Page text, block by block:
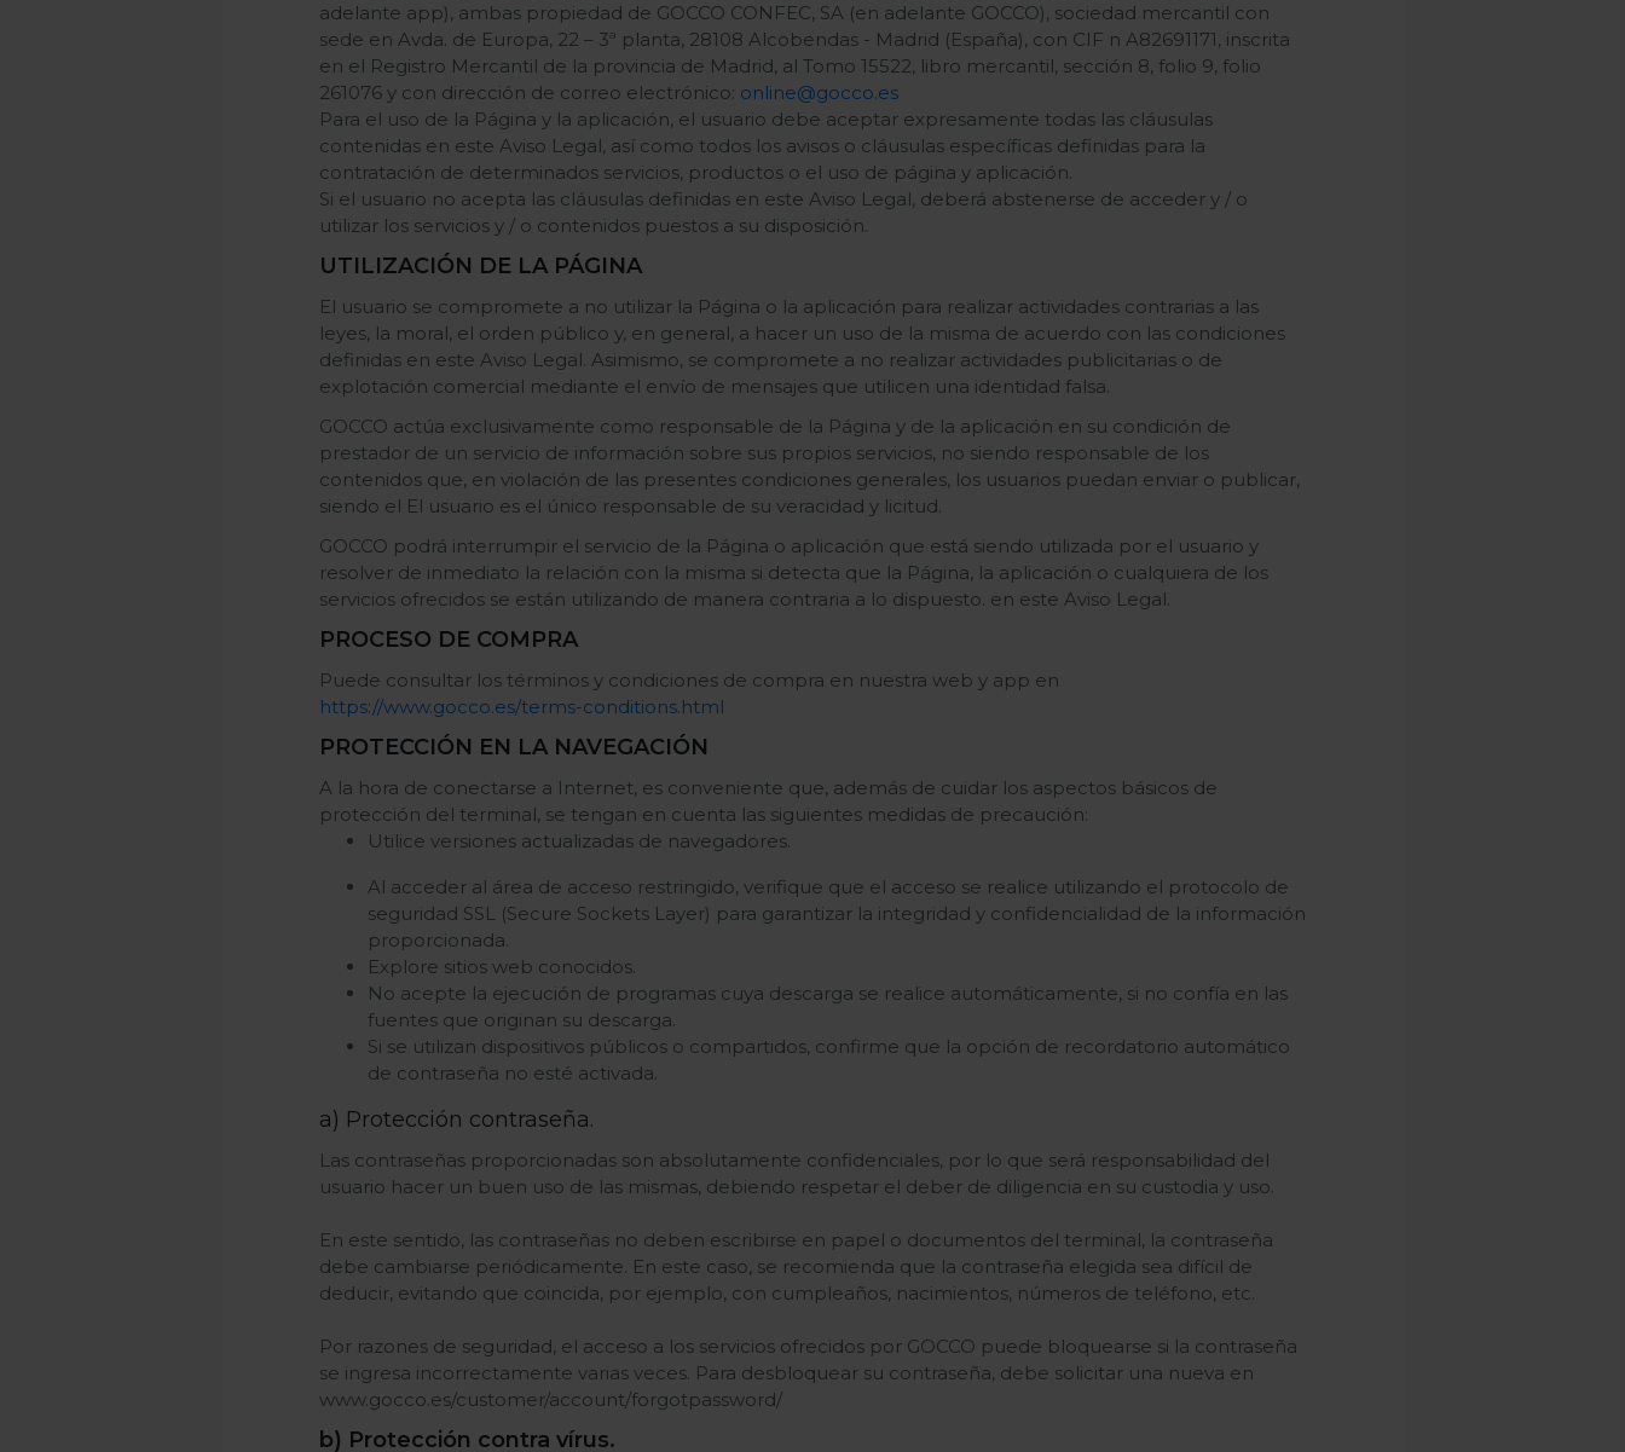
adelante app), ambas propiedad de GOCCO CONFEC, SA (en adelante GOCCO), sociedad mercantil con
sede en Avda. de Europa, 22 – 3ª planta, 28108 Alcobendas - Madrid (España), con CIF n A82691171, inscrita
en el Registro Mercantil de la provincia de Madrid, al Tomo 15522, libro mercantil, sección 8, folio 9, folio
261076 y con dirección de correo electrónico: online@gocco.es
Para el uso de la Página y la aplicación, el usuario debe aceptar expresamente todas las cláusulas
contenidas en este Aviso Legal, así como todos los avisos o cláusulas específicas definidas para la
contratación de determinados servicios, productos o el uso de página y aplicación.
Si el usuario no acepta las cláusulas definidas en este Aviso Legal, deberá abstenerse de acceder y / o
utilizar los servicios y / o contenidos puestos a su disposición.
UTILIZACIÓN DE LA PÁGINA
El usuario se compromete a no utilizar la Página o la aplicación para realizar actividades contrarias a las
leyes, la moral, el orden público y, en general, a hacer un uso de la misma de acuerdo con las condiciones
definidas en este Aviso Legal. Asimismo, se compromete a no realizar actividades publicitarias o de
explotación comercial mediante el envío de mensajes que utilicen una identidad falsa.
GOCCO actúa exclusivamente como responsable de la Página y de la aplicación en su condición de
prestador de un servicio de información sobre sus propios servicios, no siendo responsable de los
contenidos que, en violación de las presentes condiciones generales, los usuarios puedan enviar o publicar,
siendo el El usuario es el único responsable de su veracidad y licitud.
GOCCO podrá interrumpir el servicio de la Página o aplicación que está siendo utilizada por el usuario y
resolver de inmediato la relación con la misma si detecta que la Página, la aplicación o cualquiera de los
servicios ofrecidos se están utilizando de manera contraria a lo dispuesto. en este Aviso Legal.
PROCESO DE COMPRA
Puede consultar los términos y condiciones de compra en nuestra web y app en
https://www.gocco.es/terms-conditions.html
PROTECCIÓN EN LA NAVEGACIÓN
A la hora de conectarse a Internet, es conveniente que, además de cuidar los aspectos básicos de
protección del terminal, se tengan en cuenta las siguientes medidas de precaución:
Utilice versiones actualizadas de navegadores.
Al acceder al área de acceso restringido, verifique que el acceso se realice utilizando el protocolo de
seguridad SSL (Secure Sockets Layer) para garantizar la integridad y confidencialidad de la información
proporcionada.
Explore sitios web conocidos.
No acepte la ejecución de programas cuya descarga se realice automáticamente, si no confía en las
fuentes que originan su descarga.
Si se utilizan dispositivos públicos o compartidos, confirme que la opción de recordatorio automático
de contraseña no esté activada.
a) Protección contraseña.
Las contraseñas proporcionadas son absolutamente confidenciales, por lo que será responsabilidad del
usuario hacer un buen uso de las mismas, debiendo respetar el deber de diligencia en su custodia y uso.
En este sentido, las contraseñas no deben escribirse en papel o documentos del terminal, la contraseña
debe cambiarse periódicamente. En este caso, se recomienda que la contraseña elegida sea difícil de
deducir, evitando que coincida, por ejemplo, con cumpleaños, nacimientos, números de teléfono, etc.
Por razones de seguridad, el acceso a los servicios ofrecidos por GOCCO puede bloquearse si la contraseña
se ingresa incorrectamente varias veces. Para desbloquear su contraseña, debe solicitar una nueva en
www.gocco.es/customer/account/forgotpassword/
b) Protección contra vírus.